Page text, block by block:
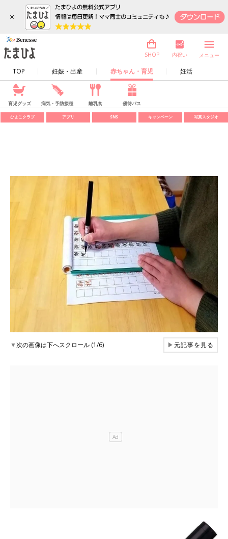
×
TOP 妊娠・出産 赤ちゃん・育児 妊活
SHOP 内祝い メニュー
育児グッズ 病気・予防接種 離乳食 優待パス
ひよこクラブ アプリ SNS キャンペーン 写真スタジオ
▼次の画像は下へスクロール (1/6) ▶元記事を見る